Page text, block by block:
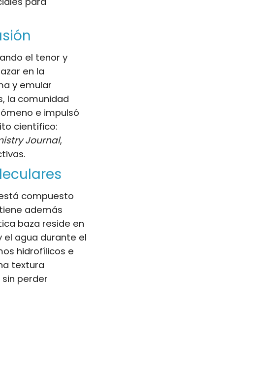
el tenor y
en la
y emular
la comunidad
e impulsó
científico:
Journal,
compuesto
además
baza reside en
el agua durante el
hidrofílicos e
textura
perder